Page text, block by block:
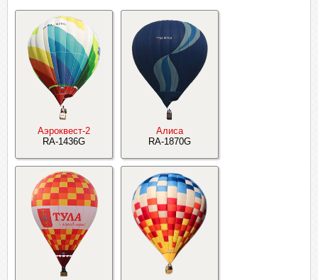
Аэроквест-2
RA-1436G
Алиса
RA-1870G